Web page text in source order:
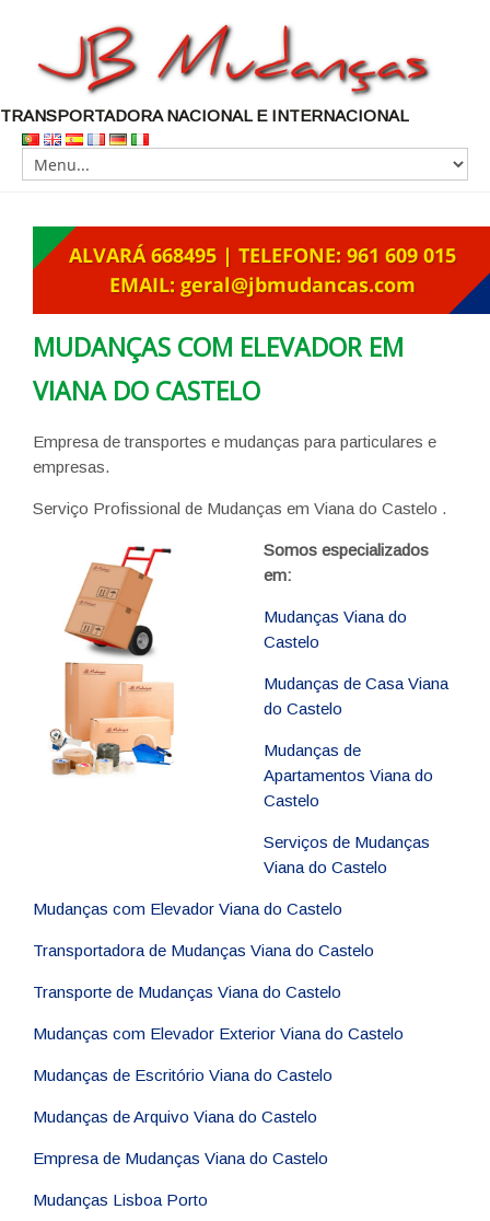
TRANSPORTADORA NACIONAL E INTERNACIONAL
MUDANÇAS COM ELEVADOR EM
VIANA DO CASTELO
Empresa de transportes e mudanças para particulares e
empresas.
Serviço Profissional de Mudanças em Viana do Castelo .
Somos especializados
em:
Mudanças Viana do
Castelo
Mudanças de Casa Viana
do Castelo
Mudanças de
Apartamentos Viana do
Castelo
Serviços de Mudanças
Viana do Castelo
Mudanças com Elevador Viana do Castelo
Transportadora de Mudanças Viana do Castelo
Transporte de Mudanças Viana do Castelo
Mudanças com Elevador Exterior Viana do Castelo
Mudanças de Escritório Viana do Castelo
Mudanças de Arquivo Viana do Castelo
Empresa de Mudanças Viana do Castelo
Mudanças Lisboa Porto